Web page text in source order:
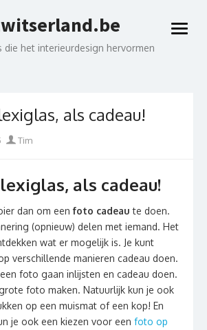
die het interieurdesign hervormen
open
als cadeau!
Author
Tim
als cadeau!
dan om een foto cadeau te doen.
(opnieuw) delen met iemand. Het
wat er mogelijk is. Je kunt
verschillende manieren cadeau doen.
foto gaan inlijsten en cadeau doen.
foto maken. Natuurlijk kun je ook
op een muismat of een kop! En
je ook een kiezen voor een foto op